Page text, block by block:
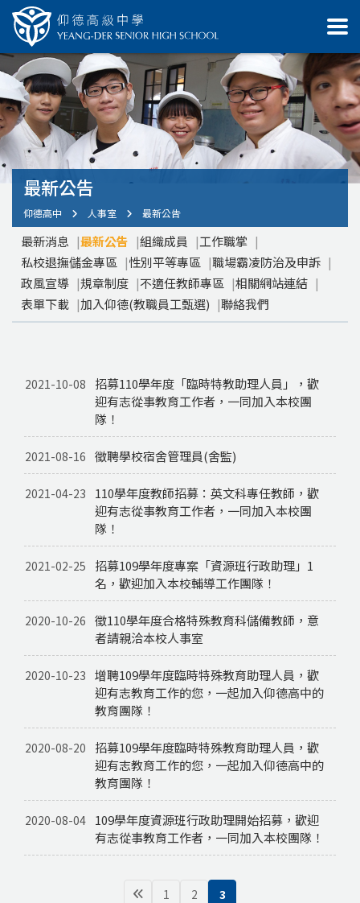
最新公告
仰德高中 人事室 最新公告
最新消息 最新公告 組織成員
工作職掌
私校退撫儲金專區
性別平等專區
職場霸凌防治及申訴
政風宣導
規章制度 不適任教師專區
相關網站連結
表單下載
加入仰德(教職員工甄選) 聯絡我們
2021-10-08
招募110學年度「臨時特教助理人員」，歡
迎有志從事教育工作者，一同加入本校團
隊！
2021-08-16 徵聘學校宿舍管理員(舍監)
2021-04-23
110學年度教師招募：英文科專任教師，歡
迎有志從事教育工作者，一同加入本校團
隊！
2021-02-25
招募109學年度專案「資源班行政助理」1
名，歡迎加入本校輔導工作團隊！
2020-10-26 徵110學年度合格特殊教育科儲備教師，意
者請親洽本校人事室
2020-10-23 增聘109學年度臨時特殊教育助理人員，歡
迎有志教育工作的您，一起加入仰德高中的
教育團隊！
2020-08-20
招募109學年度臨時特殊教育助理人員，歡
迎有志教育工作的您，一起加入仰德高中的
教育團隊！
2020-08-04 109學年度資源班行政助理開始招募，歡迎
有志從事教育工作者，一同加入本校團隊！
1 2 3